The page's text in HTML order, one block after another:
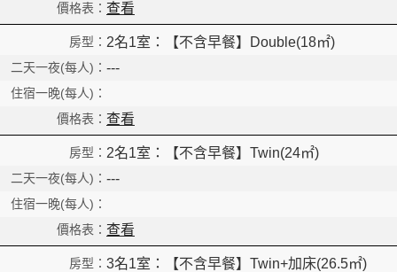
查看
2名1室：【不含早餐】Double(18㎡)
---
查看
2名1室：【不含早餐】Twin(24㎡)
---
查看
3名1室：【不含早餐】Twin+加床(26.5㎡)